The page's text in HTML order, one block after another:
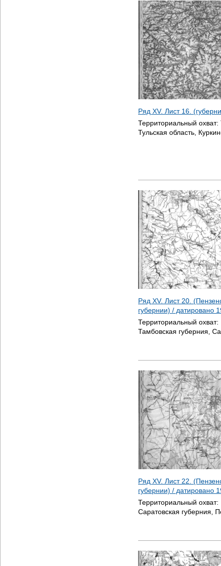
Ряд XV. Лист 16.
Территориальный охват:
Тульская область,
Ряд XV. Лист 20.
губернии) / датировано
Территориальный охват:
Тамбовская губерния,
Ряд XV. Лист 22.
губернии) / датировано
Территориальный охват:
Саратовская губерния,